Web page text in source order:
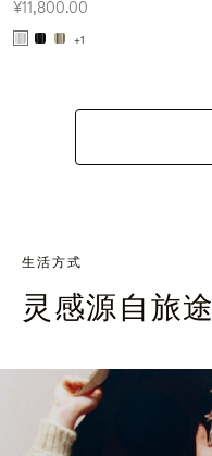
¥11,800.00
+1
生活方式
灵感源自旅途